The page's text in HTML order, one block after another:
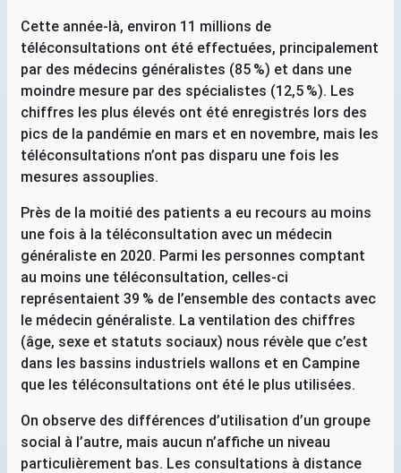
Cette année-là, environ 11 millions de
téléconsultations ont été effectuées, principalement
par des médecins généralistes (85 %) et dans une
moindre mesure par des spécialistes (12,5 %). Les
chiffres les plus élevés ont été enregistrés lors des
pics de la pandémie en mars et en novembre, mais les
téléconsultations n’ont pas disparu une fois les
mesures assouplies.
Près de la moitié des patients a eu recours au moins
une fois à la téléconsultation avec un médecin
généraliste en 2020. Parmi les personnes comptant
au moins une téléconsultation, celles-ci
représentaient 39 % de l’ensemble des contacts avec
le médecin généraliste. La ventilation des chiffres
(âge, sexe et statuts sociaux) nous révèle que c’est
dans les bassins industriels wallons et en Campine
que les téléconsultations ont été le plus utilisées.
On observe des différences d’utilisation d’un groupe
social à l’autre, mais aucun n’affiche un niveau
particulièrement bas. Les consultations à distance